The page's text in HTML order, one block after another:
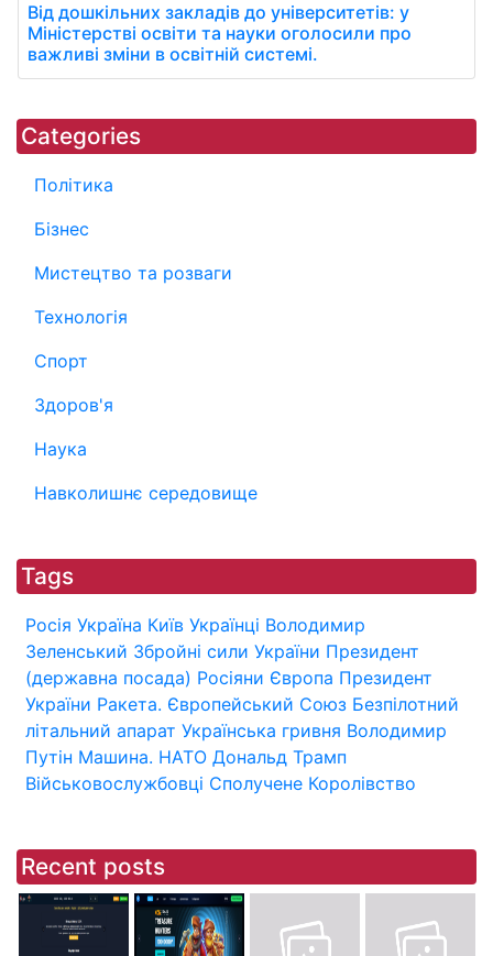
Від дошкільних закладів до університетів: у
Міністерстві освіти та науки оголосили про
важливі зміни в освітній системі.
Categories
Політика
Бізнес
Мистецтво та розваги
Технологія
Спорт
Здоров'я
Наука
Навколишнє середовище
Tags
Росія Україна Київ Українці Володимир
Зеленський Збройні сили України Президент
(державна посада) Росіяни Європа Президент
України Ракета. Європейський Союз Безпілотний
літальний апарат Українська гривня Володимир
Путін Машина. НАТО Дональд Трамп
Військовослужбовці Сполучене Королівство
Recent posts